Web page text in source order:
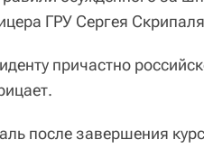
ГРУ Сергея
причастно
после завершения